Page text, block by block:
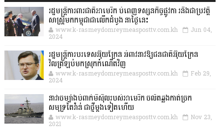
រដ្ឋមន្រ្តីការពារជាតិអាមេរិក បំពេញទស្សនកិច្ចផ្លូវកា រនិងជាប្រវត្តិ
សាស្រ្តមកកម្ពុជាជាលើកដំបូង នាថ្ងៃនេះ
www.k-rasmeydomreymeasposttv.com.kh Jun 04,
2024
រដ្ឋមន្ត្រីការបរទេសអ៊ុយក្រែន អំពាវនាវឱ្យជនជាតិអ៊ុយក្រែន
វិលត្រឡប់មកស្រុកកំណើតវិញ
www.k-rasmeydomreymeasposttv.com.kh Feb 29,
2024
នាវាចម្បាំងបំពាក់មីស៊ីលរបស់អាមេរិក ចល័តឆ្លងកាត់ច្រក
សមុទ្រតៃវ៉ាន់ ជាថ្មីម្តងទៀតហើយ
www.k-rasmeydomreymeasposttv.com.kh Nov 23,
2021